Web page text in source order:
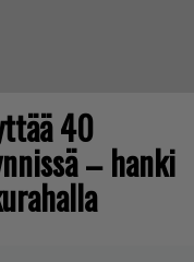
40
– hanki